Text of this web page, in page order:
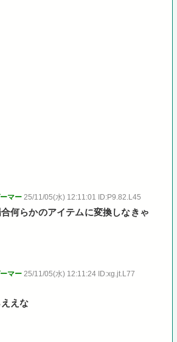
マー 25/11/05(水) 12:11:01 ID:P9.82.L45
何らかのアイテムに変換しなきゃ
マー 25/11/05(水) 12:11:24 ID:xg.jt.L77
えな